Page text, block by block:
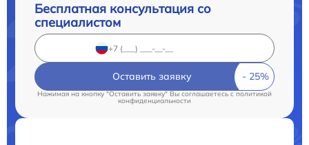
Бесплатная консультация со
специалистом
Оставить заявку
Нажимая на кнопку "Оставить заявку" Вы соглашаетесь c политикой
конфиденциальности